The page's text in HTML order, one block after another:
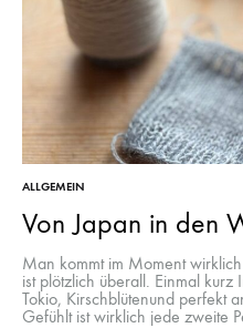
ALLGEMEIN
Von Japan in den
Man kommt im Moment
ist plötzlich überall. Einmal
Tokio, Kirschblütenund perfekt
Gefühlt ist wirklich jede zweite